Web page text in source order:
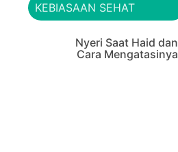
KEBIASAAN SEHAT
Nyeri Saat Haid dan
Cara Mengatasinya